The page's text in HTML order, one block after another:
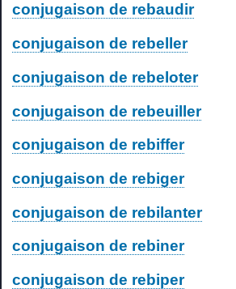
conjugaison de rebaudir
conjugaison de rebeller
conjugaison de rebeloter
conjugaison de rebeuiller
conjugaison de rebiffer
conjugaison de rebiger
conjugaison de rebilanter
conjugaison de rebiner
conjugaison de rebiper